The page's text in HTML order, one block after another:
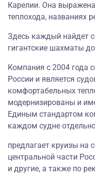
Карелии. Она
теплохода, названиях
Здесь каждый найдет
гигантские шахматы
Компания с 2004 года
России и является
комфортабельных
модернизированы и
Единым стандартом
каждом судне
предлагает круизы на
центральной части
и другие, а также по